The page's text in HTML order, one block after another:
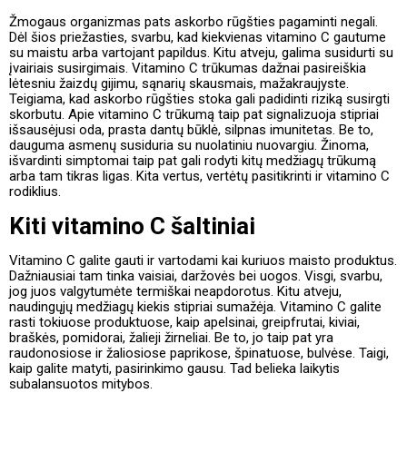
Žmogaus organizmas pats askorbo rūgšties pagaminti negali.
Dėl šios priežasties, svarbu, kad kiekvienas vitamino C gautume
su maistu arba vartojant papildus. Kitu atveju, galima susidurti su
įvairiais susirgimais. Vitamino C trūkumas dažnai pasireiškia
lėtesniu žaizdų gijimu, sąnarių skausmais, mažakraujyste.
Teigiama, kad askorbo rūgšties stoka gali padidinti riziką susirgti
skorbutu. Apie vitamino C trūkumą taip pat signalizuoja stipriai
išsausėjusi oda, prasta dantų būklė, silpnas imunitetas. Be to,
dauguma asmenų susiduria su nuolatiniu nuovargiu. Žinoma,
išvardinti simptomai taip pat gali rodyti kitų medžiagų trūkumą
arba tam tikras ligas. Kita vertus, vertėtų pasitikrinti ir vitamino C
rodiklius.
Kiti vitamino C šaltiniai
Vitamino C galite gauti ir vartodami kai kuriuos maisto produktus.
Dažniausiai tam tinka vaisiai, daržovės bei uogos. Visgi, svarbu,
jog juos valgytumėte termiškai neapdorotus. Kitu atveju,
naudingųjų medžiagų kiekis stipriai sumažėja. Vitamino C galite
rasti tokiuose produktuose, kaip apelsinai, greipfrutai, kiviai,
braškės, pomidorai, žalieji žirneliai. Be to, jo taip pat yra
raudonosiose ir žaliosiose paprikose, špinatuose, bulvėse. Taigi,
kaip galite matyti, pasirinkimo gausu. Tad belieka laikytis
subalansuotos mitybos.